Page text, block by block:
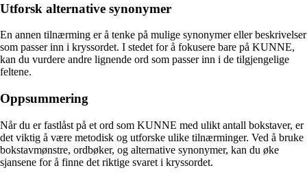
Utforsk alternative synonymer
En annen tilnærming er å tenke på mulige synonymer eller beskrivelser
som passer inn i kryssordet. I stedet for å fokusere bare på KUNNE,
kan du vurdere andre lignende ord som passer inn i de tilgjengelige
feltene.
Oppsummering
Når du er fastlåst på et ord som KUNNE med ulikt antall bokstaver, er
det viktig å være metodisk og utforske ulike tilnærminger. Ved å bruke
bokstavmønstre, ordbøker, og alternative synonymer, kan du øke
sjansene for å finne det riktige svaret i kryssordet.